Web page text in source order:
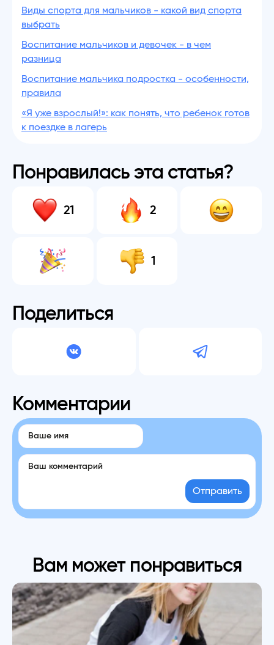
Виды спорта для мальчиков - какой вид спорта
выбрать
Воспитание мальчиков и девочек - в чем
разница
Воспитание мальчика подростка - особенности,
правила
«Я уже взрослый!»: как понять, что ребенок готов
к поездке в лагерь
Понравилась эта статья?
21 2
1
Поделиться
Комментарии
Отправить
Вам может понравиться